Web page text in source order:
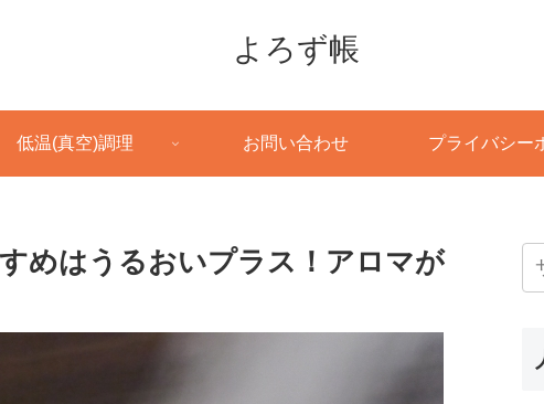
よろず帳
低温(真空)調理 お問い合わせ プライバシー
めはうるおいプラス！アロマが